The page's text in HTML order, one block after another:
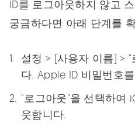
ID를 로그아웃하지 않고
궁금하다면 아래 단계를
설정 > [사용자 이름] >
다. Apple ID 비밀번호
"로그아웃"을 선택하여
웃합니다.